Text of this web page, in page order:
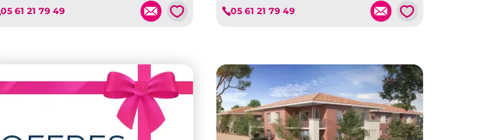
Je découvre ce programme
05 61 21 79 49 💗 Je découvre ce programme
05 61 21 79 49 💗